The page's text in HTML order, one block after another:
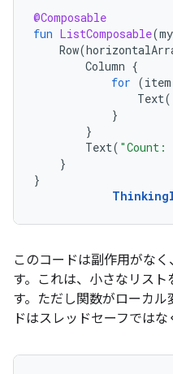
@Composable
fun ListComposable(
Row(
Column {
for (item
Text(
}
}
Text( "Count:
}
}
このコードは副作用がな
す。これは、小さなリス
す。ただし関数がローカ
ドはスレッドセーフではな